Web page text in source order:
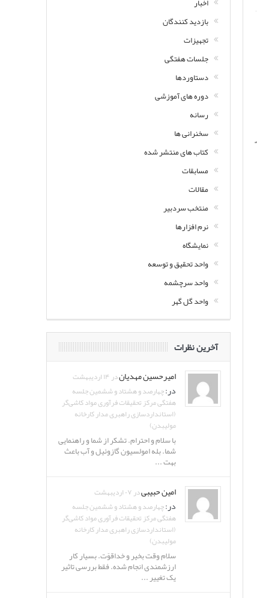
بازدید کنندگان
تجهیزات
جلسات هفتگی
دستاوردها
دوره های آموزشی
رسانه
سخنرانی ها
کتاب های منتشر شده
مسابقات
مقالات
منتخب سردبیر
نرم افزارها
نمایشگاه
واحد تحقیق و توسعه
واحد سرچشمه
واحد گل گهر
آخرین نظرات
امیرحسین مهدیاندر ۱۴ اردیبهشت
در:چهارصد و هشتاد و ششمین جلسه
هفتگی مرکز تحقیقات فرآوری مواد کاشی‌گر
(استانداردسازی راهبری مدار کارخانه
مولیبدن)
با سلام و احترام. تشکر از شما و راهنمایی
شما. بله امولسیون گازوئیل و آب باعث
بهت ...
امین حبیبیدر ۰۷ اردیبهشت
در:چهارصد و هشتاد و ششمین جلسه
هفتگی مرکز تحقیقات فرآوری مواد کاشی‌گر
(استانداردسازی راهبری مدار کارخانه
مولیبدن)
سلام وقت بخیر و خداقوّت. بسیار کار
ارزشمندی انجام شده. فقط بررسی تاثیر
یک تغییر ...